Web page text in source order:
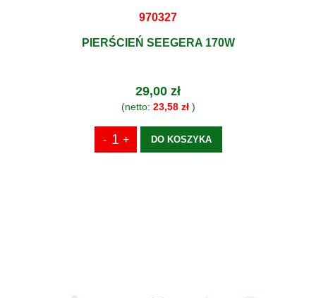
970327
PIERŚCIEŃ SEEGERA 170W
29,00 zł
(netto: 23,58 zł)
DO KOSZYKA